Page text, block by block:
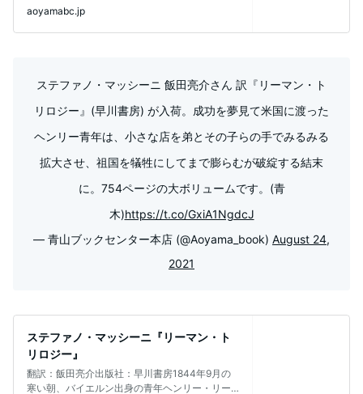
屋根裏部屋にこもった主人公が見出したも
aoyamabc.jp
ステファノ・マッシーニ 飯田亮介さん 訳『リーマン・ト
リロジー』(早川書房) が入荷。成功を夢見て米国に渡った
ヘンリー青年は、小さな店を弟とその子らの手でみるみる
拡大させ、祖国を犠牲にしてまで膨らむが破綻する結末
に。754ページの大ボリュームです。(青
木)https://t.co/GxiA1NgdcJ
— 青山ブックセンター本店 (@Aoyama_book) August 24,
2021
ステファノ・マッシーニ『リーマン・ト
リロジー』
翻訳：飯田亮介出版社：早川書房1844年9月の
寒い朝、バイエルン出身の青年ヘンリー・リー